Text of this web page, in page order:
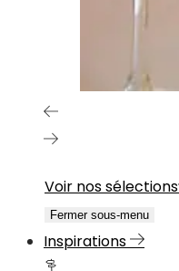
Voir nos sélections
Fermer sous-menu
Inspirations